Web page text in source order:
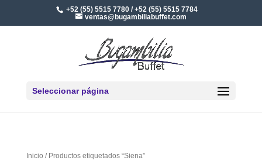
+52 (55) 5515 7780 / +52 (55) 5515 7784
ventas@bugambiliabuffet.com
Seleccionar página
Inicio / Productos etiquetados “Siena”